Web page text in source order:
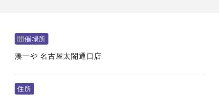
開催場所
湊一や 名古屋太閤通口店
住所